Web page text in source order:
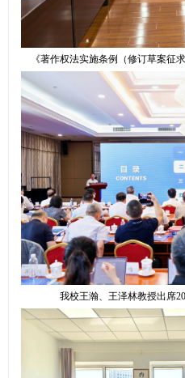
《著作权法实施条例（修订草案征
我校王瀚、王泽林教授出席